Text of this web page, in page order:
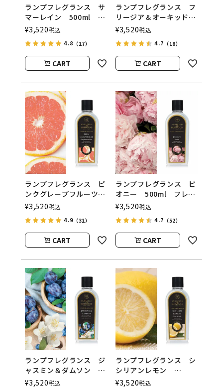
ランプフレグランス サ
マーレイン 500ml フ
レグランスランプ用オイ
ル
ASHLEIGH&BURWOOD
（アシュレイアンドバー
ウッド）
¥3,520税込
4.8 （17）
CART
ランプフレグランス フ
リージア＆オーキッド
500ml フレグランスラ
ンプ用オイル
ASHLEIGH&BURWOOD
（アシュレイアンドバー
ウッド）
¥3,520税込
4.7 （18）
CART
ランプフレグランス ピ
ンクグレープフルーツ
500ml フレグランスラ
ンプ用オイル
ASHLEIGH&BURWOOD
（アシュレイアンドバー
ウッド）
¥3,520税込
4.9 （31）
CART
ランプフレグランス ピ
オニー 500ml フレグ
ランスランプ用オイル
ASHLEIGH&BURWOOD
（アシュレイアンドバー
ウッド）
¥3,520税込
4.7 （52）
CART
ランプフレグランス ジ
ャスミン＆ダムソン
500ml フレグランスラ
¥3,520税込
ランプフレグランス シ
シリアンレモン
500ml フレグランスラ
¥3,520税込